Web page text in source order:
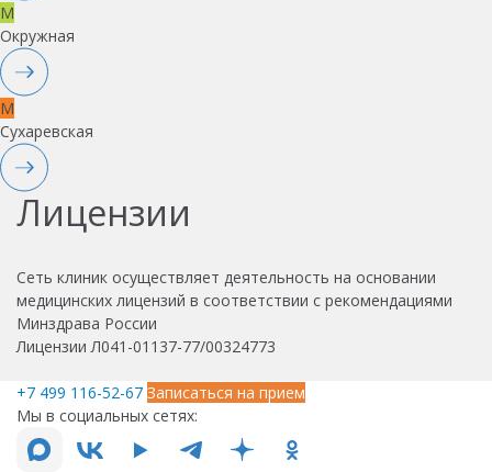
M
Окружная
M
Сухаревская
Лицензии
Сеть клиник осуществляет деятельность на основании
медицинских лицензий в соответствии с рекомендациями
Минздрава России
Лицензии Л041-01137-77/00324773
+7 499 116-52-67 Записаться на прием
Мы в социальных сетях: